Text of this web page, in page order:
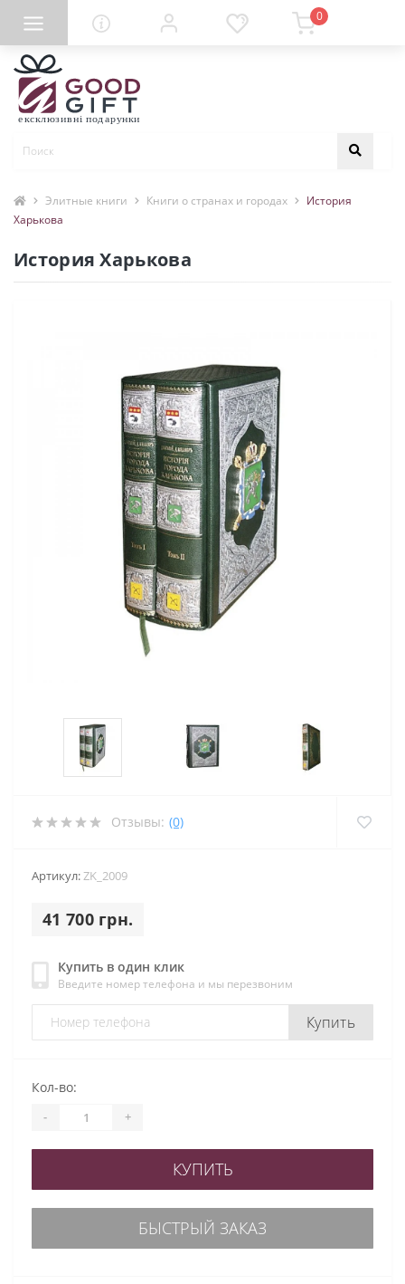
0
Элитные книги Книги о странах и городах
История
Харькова
История Харькова
Отзывы: (0)
Артикул:ZK_2009
41 700 грн.
Купить в один клик
Введите номер телефона и мы перезвоним
Купить
Кол-во:
- +
КУПИТЬ
БЫСТРЫЙ ЗАКАЗ